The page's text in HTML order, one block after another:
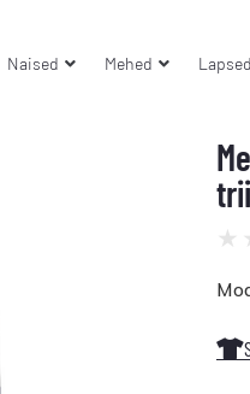
Naised Mehed Lapsed
★